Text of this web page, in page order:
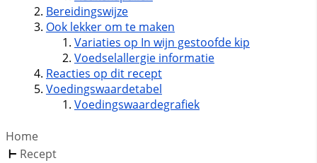
Bereidingswijze
Ook lekker om te maken
Variaties op In wijn gestoofde kip
Voedselallergie informatie
Reacties op dit recept
Voedingswaardetabel
Voedingswaardegrafiek
Home
Recept